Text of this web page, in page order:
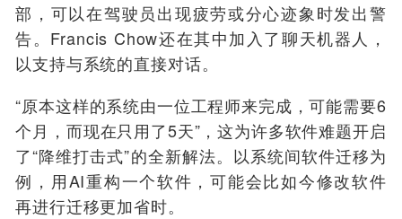
部，可以在驾驶员出现疲劳或分心迹象时发出警
告。Francis Chow还在其中加入了聊天机器人，
以支持与系统的直接对话。
“原本这样的系统由一位工程师来完成，可能需要6
个月，而现在只用了5天”，这为许多软件难题开启
了“降维打击式”的全新解法。以系统间软件迁移为
例，用AI重构一个软件，可能会比如今修改软件
再进行迁移更加省时。